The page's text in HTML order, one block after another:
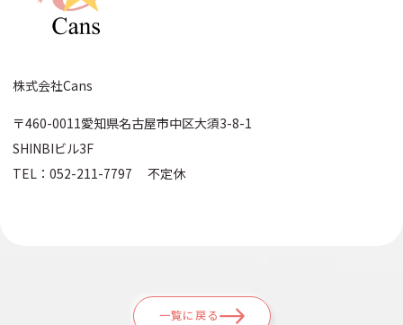
株式会社Cans
〒460-0011愛知県名古屋市中区大須3-8-1
SHINBIビル3F
TEL：052-211-7797 不定休
一覧に戻る